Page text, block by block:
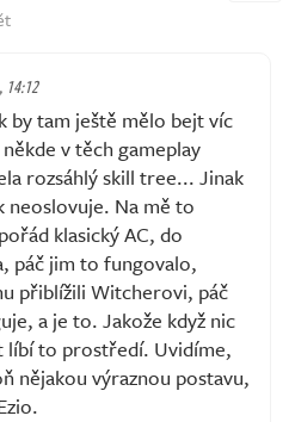
14:12
by tam ještě mělo bejt víc
v těch gameplay
rozsáhlý skill tree... Jinak
neoslovuje. Na mě to
klasický AC, do
páč jim to fungovalo,
přiblížili Witcherovi, páč
a je to. Jakože když nic
líbí to prostředí. Uvidíme,
nějakou výraznou postavu,